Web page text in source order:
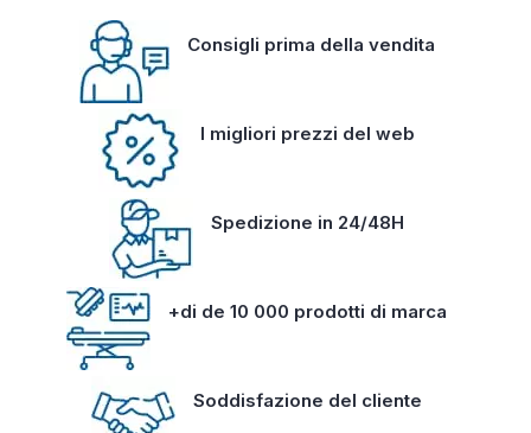
Consigli prima della vendita
I migliori prezzi del web
Spedizione in 24/48H
+di de 10 000 prodotti di marca
Soddisfazione del cliente